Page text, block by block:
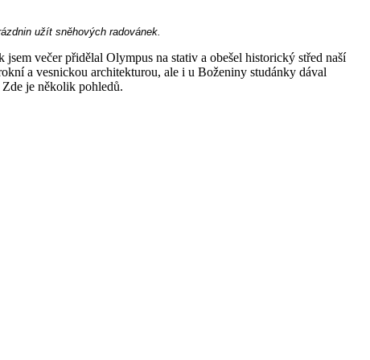
užít sněhových radovánek.
večer přidělal Olympus na stativ a obešel historický střed naší
a vesnickou architekturou, ale i u Boženiny studánky dával
je několik pohledů.